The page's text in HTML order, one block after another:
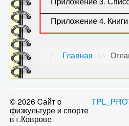
Приложение 4. Книги
Главная >>
© 2026 Cайт о
физкультуре и спорте
в г.Коврове